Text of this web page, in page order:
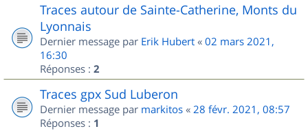
Traces autour de Sainte-Catherine, Monts du
Lyonnais
Dernier message par Erik Hubert « 02 mars 2021,
16:30
Réponses : 2
Traces gpx Sud Luberon
Dernier message par markitos « 28 févr. 2021, 08:57
Réponses : 1